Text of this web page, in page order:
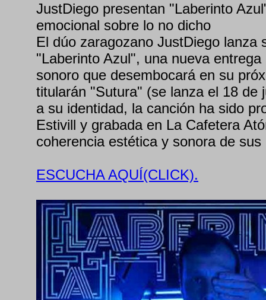
JustDiego presentan "Laberinto
emocional sobre lo no dicho
El dúo zaragozano JustDiego lanza
"Laberinto Azul", una nueva
sonoro que desembocará en su
titularán "Sutura" (se lanza el 18 de
a su identidad, la canción ha sido
Estivill y grabada en La Cafetera
coherencia estética y sonora de
ESCUCHA AQUÍ(CLICK).